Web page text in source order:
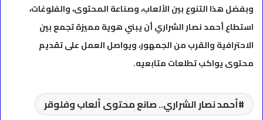
وبفضل هذا التنوع بين الألعاب، وصناعة المحتوى، والفلوغات،
استطاع أحمد نصار الشراري أن يبني هوية مميزة تجمع بين
الاحترافية والقرب من الجمهور، ويواصل العمل على تقديم
محتوى يواكب تطلعات متابعيه.
أحمد نصار الشراري.. صانع محتوى ألعاب وفلوقر